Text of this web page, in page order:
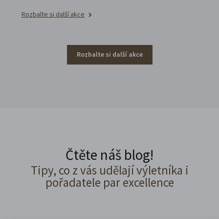
Rozbalte si další akce
Rozbalte si další akce
Čtěte náš blog!
Tipy, co z vás udělají výletníka i
pořadatele par excellence